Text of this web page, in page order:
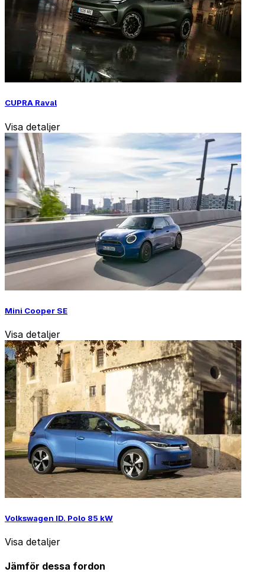
CUPRA Raval
Visa detaljer
Mini Cooper SE
Visa detaljer
Volkswagen ID. Polo 85 kW
Visa detaljer
Jämför dessa fordon